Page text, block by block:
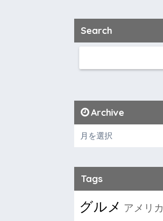
Search
Archive
Tags
グルメ アメリカ